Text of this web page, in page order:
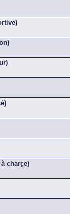
charge)